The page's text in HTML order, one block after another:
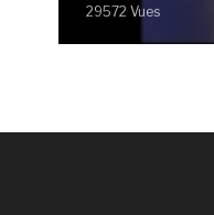
29572 Vues